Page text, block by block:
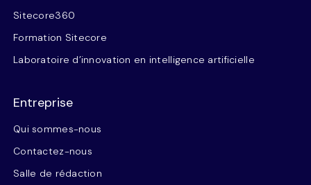
Sitecore360
Formation Sitecore
Laboratoire d’innovation en intelligence artificielle
Entreprise
Qui sommes-nous
Contactez-nous
Salle de rédaction